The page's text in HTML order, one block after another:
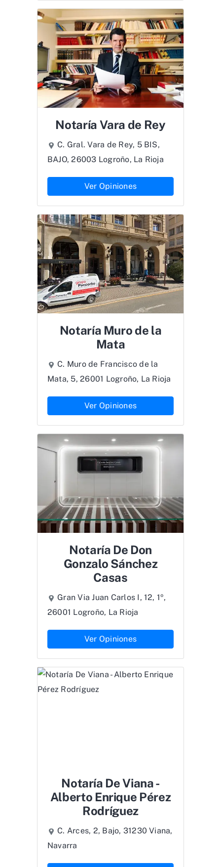
Notaría Vara de Rey
C. Gral. Vara de Rey, 5 BIS,
BAJO, 26003 Logroño, La Rioja
Ver Opiniones
Notaría Muro de la
Mata
C. Muro de Francisco de la
Mata, 5, 26001 Logroño, La Rioja
Ver Opiniones
Notaría De Don
Gonzalo Sánchez
Casas
Gran Via Juan Carlos I, 12, 1º,
26001 Logroño, La Rioja
Ver Opiniones
Notaría De Viana -
Alberto Enrique Pérez
Rodríguez
C. Arces, 2, Bajo, 31230 Viana,
Navarra